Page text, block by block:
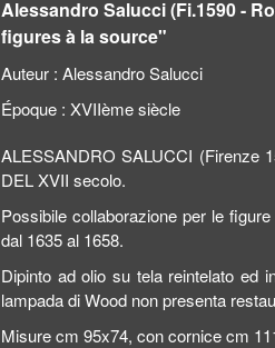
Alessandro Salucci (Fi.1590 -
figures à la source"
Auteur : Alessandro Salucci
Époque : XVIIème siècle
ALESSANDRO SALUCCI (Firenze
DEL XVII secolo.
Possibile collaborazione per le
dal 1635 al 1658.
Dipinto ad olio su tela reintelato ed
lampada di Wood non presenta
Misure cm 95x74, con cornice cm